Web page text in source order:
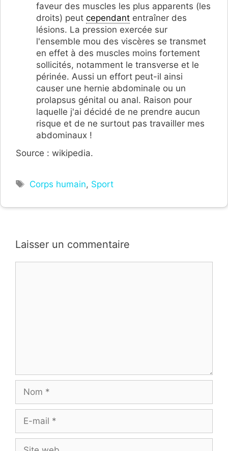
faveur des muscles les plus apparents (les
droits) peut cependant entraîner des
lésions. La pression exercée sur
l'ensemble mou des viscères se transmet
en effet à des muscles moins fortement
sollicités, notamment le transverse et le
périnée. Aussi un effort peut-il ainsi
causer une hernie abdominale ou un
prolapsus génital ou anal. Raison pour
laquelle j'ai décidé de ne prendre aucun
risque et de ne surtout pas travailler mes
abdominaux !
Source : wikipedia.
Étiquettes
Corps humain, Sport
Laisser un commentaire
mail